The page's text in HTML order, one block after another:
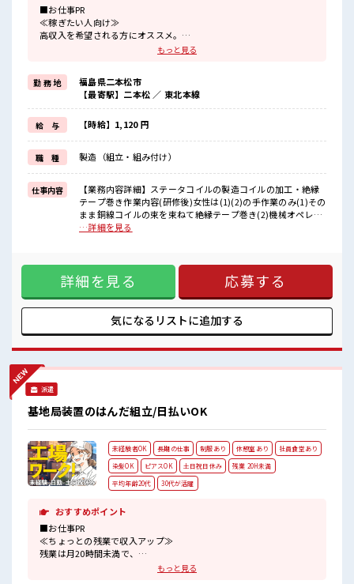
■お仕事PR
≪稼ぎたい人向け≫
高収入を希望される方にオススメ。
残業は月20時間以上あります♪
週末は家族や友人と一緒にプライベート満喫！
≪髪型自由≫
基本的に髪色自由で明るすぎたり奇抜でなければOKです！
(規定有)≪動きやすい制服アリ≫
制服があるので、
毎日の服装の悩み解消♪
≪未経験OKの仕事≫
新しいことにチャレンジするのは不安だけど、
しっかり働く環境が整っています！
イチからスキルUP・ステップUP目指していきましょう！
■職場の雰囲気
明るすぎたり奇抜過ぎなければヘアカラーOK！
残業がしっかりあるお仕事！
もっと見る
勤 務 地
福島県二本松市
【最寄駅】二本松 ／ 東北本線
給 与 【時給】1,120 円
職 種 製造（組立・組み付け）
仕事内容
【業務内容詳細】ステータコイルの製造コイルの加工・絶縁
テープ巻き作業内容(研修後)女性は(1)(2)の手作業のみ(1)その
まま銅線コイルの束を束ねて絶縁テープ巻き(2)機械オペレー
トにて絶縁テープ巻き(3)機械オペレートで銅線コイルを輪に
み。また受注がある時期のみ、5Mの弓状同線にカーブをつけ
る作業の為木づちで型へ打ち付け曲げる作業)ライン作業では
ないので黙々と自分のペースで仕事ができます。【取扱製品
情報】コイル用絶縁体 ■お仕事PR ≪稼ぎたい人向け≫ 高収入
を希望される方にオススメ。 残業は月20時間以上あります♪
≪完全週休二日制≫ 週末は家族や友人と一緒にプライベート
なければOKです！ (規定有)≪動きやすい制服アリ≫ 制服があ
るので、 毎日の服装の悩み解消♪ ≪未経験OKの仕事≫ 新し
いきましょう！ ■職場の雰囲気 明るすぎたり奇抜過ぎなけれ
ばヘアカラーOK！ 20代活躍中のフレッシュな職場です☆ 休
憩時間にゆっくりできるスペース完備！ 残業がしっかりある
お仕事！
…詳細を見る
詳細を見る 応募する
気になるリストに追加する
派遣
基地局装置のはんだ組立/日払いOK
未経験者OK 長期の仕事 制服あり 休憩室あり
社員食堂あり
染髪OK
ピアスOK 土日祝日休み
残業 20H未満
平均年齢20代
30代が活躍
おすすめポイント
■お仕事PR
≪ちょっとの残業で収入アップ≫
残業は月20時間未満で、
もっと見る